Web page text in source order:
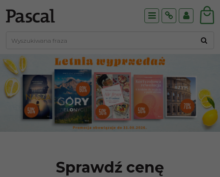
MenuInfoPanel
Sprawdź cenę